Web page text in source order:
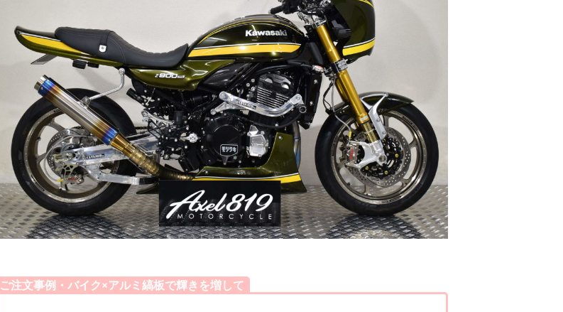
ご注文事例・バイク×アルミ縞板で輝きを増して